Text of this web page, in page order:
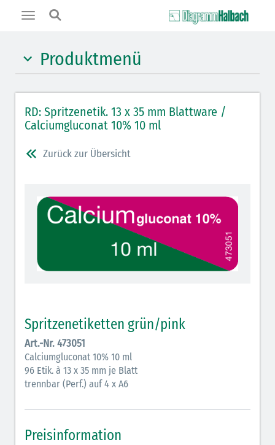
Toggle
Produktmenü
Benzodiazepine (orange)
Benzodiazepin-Antagonisten (orange schraffiert)
Muskelrelaxantien (rot weißer Kopfbalken)
Opiate/Opioide (hellblau)
Opioid-Antagonisten (hellblau schraffiert)
Lokalanästhetika (grau)
schraffiert)
Anticholinergika (hellgrün)
Cholinergika (hellgrün schraffiert)
RD: Spritzenetik. 13 x 35 mm Blattware /
Calciumgluconat 10% 10 ml
Zurück zur Übersicht
Spritzenetiketten grün/pink
Art.-Nr. 473051
Calciumgluconat 10% 10 ml
96 Etik. à 13 x 35 mm je Blatt
trennbar (Perf.) auf 4 x A6
Preisinformation